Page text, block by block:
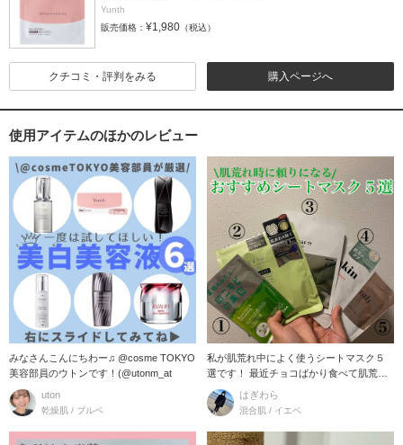
Yunth
販売価格： ¥1,980 （税込）
購入ページへ
クチコミ・評判をみる
使用アイテムのほかのレビュー
みなさんこんにちわー♫ @cosme TOKYO
美容部員のウトンです！(@utonm_at
uton
乾燥肌 / ブルベ
私が肌荒れ中によく使うシートマスク５
選です！ 最近チョコばかり食べて肌荒れ
真っ最中。
はぎわら
混合肌 / イエベ